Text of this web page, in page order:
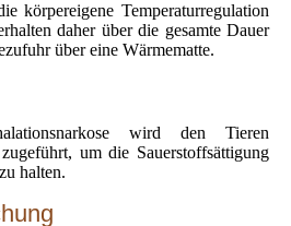
körpereigene Temperaturregulation
daher über die gesamte Dauer
über eine Wärmematte.
wird den Tieren
um die Sauerstoffsättigung
halten.